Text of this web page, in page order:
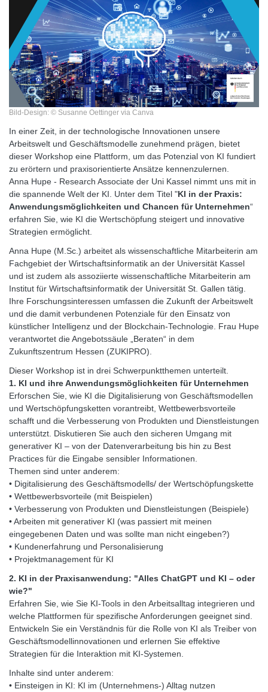
Bild-Design: © Susanne Oettinger via Canva
In einer Zeit, in der technologische Innovationen unsere
Arbeitswelt und Geschäftsmodelle zunehmend prägen, bietet
dieser Workshop eine Plattform, um das Potenzial von KI fundiert
zu erörtern und praxisorientierte Ansätze kennenzulernen.
Anna Hupe - Research Associate der Uni Kassel nimmt uns mit in
die spannende Welt der KI. Unter dem Titel "KI in der Praxis:
Anwendungsmöglichkeiten und Chancen für Unternehmen“
erfahren Sie, wie KI die Wertschöpfung steigert und innovative
Strategien ermöglicht.
Anna Hupe (M.Sc.) arbeitet als wissenschaftliche Mitarbeiterin am
Fachgebiet der Wirtschaftsinformatik an der Universität Kassel
und ist zudem als assoziierte wissenschaftliche Mitarbeiterin am
Institut für Wirtschaftsinformatik der Universität St. Gallen tätig.
Ihre Forschungsinteressen umfassen die Zukunft der Arbeitswelt
und die damit verbundenen Potenziale für den Einsatz von
künstlicher Intelligenz und der Blockchain-Technologie. Frau Hupe
verantwortet die Angebotssäule „Beraten“ in dem
Zukunftszentrum Hessen (ZUKIPRO).
Dieser Workshop ist in drei Schwerpunktthemen unterteilt.
1. KI und ihre Anwendungsmöglichkeiten für Unternehmen
Erforschen Sie, wie KI die Digitalisierung von Geschäftsmodellen
und Wertschöpfungsketten vorantreibt, Wettbewerbsvorteile
schafft und die Verbesserung von Produkten und Dienstleistungen
unterstützt. Diskutieren Sie auch den sicheren Umgang mit
generativer KI – von der Datenverarbeitung bis hin zu Best
Practices für die Eingabe sensibler Informationen.
Themen sind unter anderem:
• Digitalisierung des Geschäftsmodells/ der Wertschöpfungskette
• Wettbewerbsvorteile (mit Beispielen)
• Verbesserung von Produkten und Dienstleistungen (Beispiele)
• Arbeiten mit generativer KI (was passiert mit meinen
eingegebenen Daten und was sollte man nicht eingeben?)
• Kundenerfahrung und Personalisierung
• Projektmanagement für KI
2. KI in der Praxisanwendung: "Alles ChatGPT und KI – oder
wie?"
Erfahren Sie, wie Sie KI-Tools in den Arbeitsalltag integrieren und
welche Plattformen für spezifische Anforderungen geeignet sind.
Entwickeln Sie ein Verständnis für die Rolle von KI als Treiber von
Geschäftsmodellinnovationen und erlernen Sie effektive
Strategien für die Interaktion mit KI-Systemen.
Inhalte sind unter anderem:
• Einsteigen in KI: KI im (Unternehmens-) Alltag nutzen